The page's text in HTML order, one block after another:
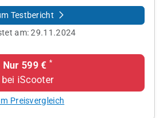
Testbericht
am:29.11.2024
Nur 599 € *
bei iScooter
Preisvergleich